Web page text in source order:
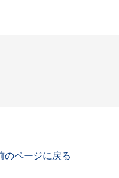
のページに戻る